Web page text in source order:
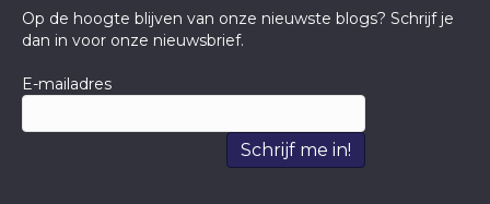
Op de hoogte blijven van onze nieuwste blogs? Schrijf je
dan in voor onze nieuwsbrief.
E-mailadres
Schrijf me in!